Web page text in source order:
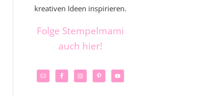
kreativen Ideen inspirieren.
Folge Stempelmami
auch hier!